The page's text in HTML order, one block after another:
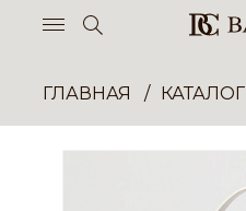
ГЛАВНАЯ КАТАЛОГ